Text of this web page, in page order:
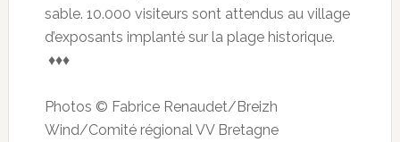
sable. 10.000 visiteurs sont attendus au village
d’exposants implanté sur la plage historique.
♦♦♦
Photos © Fabrice Renaudet/Breizh
Wind/Comité régional VV Bretagne